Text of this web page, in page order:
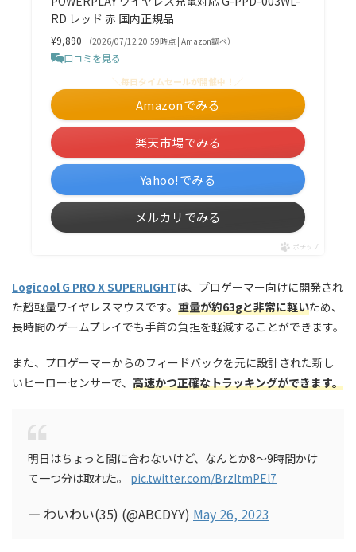
RD レッド 赤 国内正規品
¥9,890 （2026/07/12 20:59時点 | Amazon調べ）
口コミを見る
＼毎日タイムセールが開催中！／
Amazonでみる
楽天市場でみる
Yahoo!でみる
メルカリでみる
ポチップ
Logicool G PRO X SUPERLIGHTは、プロゲーマー向けに開発され
た超軽量ワイヤレスマウスです。 重量が約63gと非常に軽いため、
長時間のゲームプレイでも手首の負担を軽減することができます。
また、プロゲーマーからのフィードバックを元に設計された新し
いヒーローセンサーで、 高速かつ正確なトラッキングができます。
明日はちょっと間に合わないけど、なんとか8〜9時間かけ
て一つ分は取れた。 pic.twitter.com/BrzItmPEl7
— わいわい(35) (@ABCDYY) May 26, 2023